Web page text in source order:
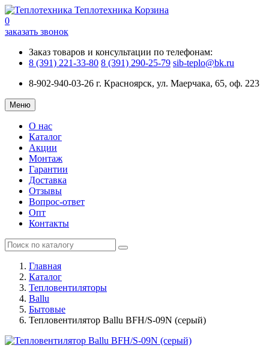
Теплотехника Корзина
0
заказать звонок
Заказ товаров и консультации по телефонам:
8 (391) 221-33-80 8 (391) 290-25-79 sib-teplo@bk.ru
8-902-940-03-26 г. Красноярск, ул. Маерчака, 65, оф. 223
Меню
О нас
Каталог
Акции
Монтаж
Гарантии
Доставка
Отзывы
Вопрос-ответ
Опт
Контакты
Главная
Каталог
Тепловентиляторы
Ballu
Бытовые
Тепловентилятор Ballu BFH/S-09N (серый)